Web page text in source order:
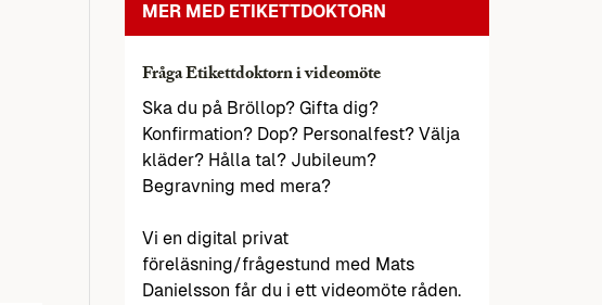
MER MED ETIKETTDOKTORN
Fråga Etikettdoktorn i videomöte
Ska du på Bröllop? Gifta dig?
Konfirmation? Dop? Personalfest? Välja
kläder? Hålla tal? Jubileum?
Begravning med mera?
Vi en digital privat
föreläsning/frågestund med Mats
Danielsson får du i ett videomöte råden.